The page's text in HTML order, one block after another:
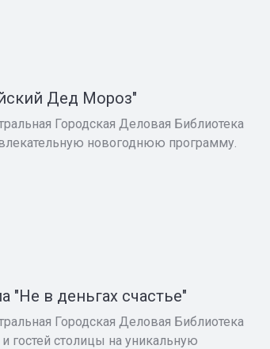
Дед Мороз"
Городская Деловая Библиотека
новогоднюю программу.
"Не в деньгах счастье"
Городская Деловая Библиотека
гостей столицы на уникальную